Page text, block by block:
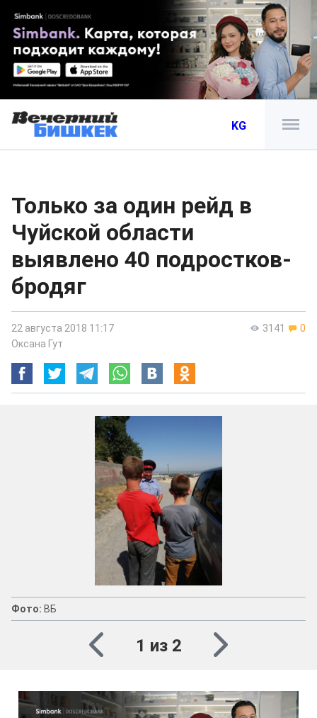
KG
Только за один рейд в
Чуйской области
выявлено 40 подростков-
бродяг
3141 0
22 августа 2018 11:17
Оксана Гут
Фото: ВБ
1 из 2